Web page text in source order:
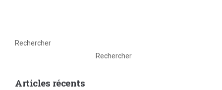
Rechercher
Rechercher
Articles récents